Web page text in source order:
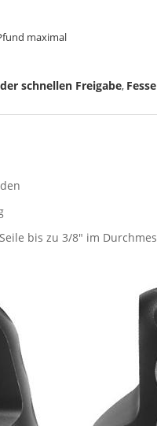
maximal
schnellen Freigabe,
bis zu 3/8" im